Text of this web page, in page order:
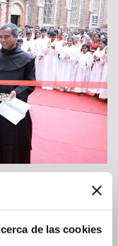
de las cookies
de plata